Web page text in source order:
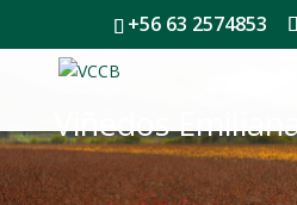
+56 63 2574853
Viñedos